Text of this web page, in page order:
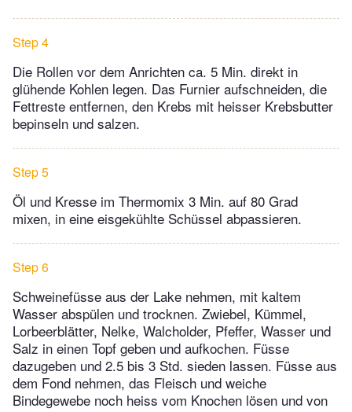
Step 4
Die Rollen vor dem Anrichten ca. 5 Min. direkt in
glühende Kohlen legen. Das Furnier aufschneiden, die
Fettreste entfernen, den Krebs mit heisser Krebsbutter
bepinseln und salzen.
Step 5
Öl und Kresse im Thermomix 3 Min. auf 80 Grad
mixen, in eine eisgekühlte Schüssel abpassieren.
Step 6
Schweinefüsse aus der Lake nehmen, mit kaltem
Wasser abspülen und trocknen. Zwiebel, Kümmel,
Lorbeerblätter, Nelke, Walcholder, Pfeffer, Wasser und
Salz in einen Topf geben und aufkochen. Füsse
dazugeben und 2.5 bis 3 Std. sieden lassen. Füsse aus
dem Fond nehmen, das Fleisch und weiche
Bindegewebe noch heiss vom Knochen lösen und von